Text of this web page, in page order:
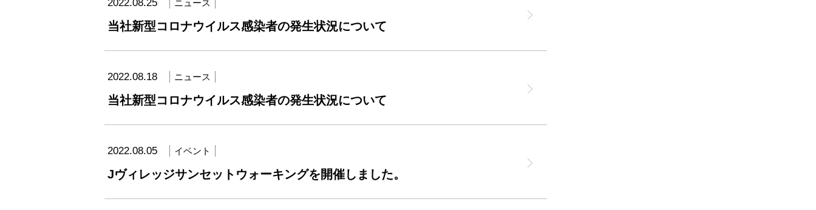
2022.08.25 ニュース
当社新型コロナウイルス感染者の発生状況について
2022.08.18 ニュース
当社新型コロナウイルス感染者の発生状況について
2022.08.05 イベント
Jヴィレッジサンセットウォーキングを開催しました。